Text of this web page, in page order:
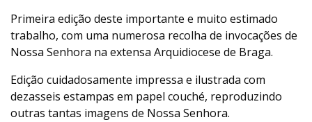
Primeira edição deste importante e muito estimado
trabalho, com uma numerosa recolha de invocações de
Nossa Senhora na extensa Arquidiocese de Braga.
Edição cuidadosamente impressa e ilustrada com
dezasseis estampas em papel couché, reproduzindo
outras tantas imagens de Nossa Senhora.